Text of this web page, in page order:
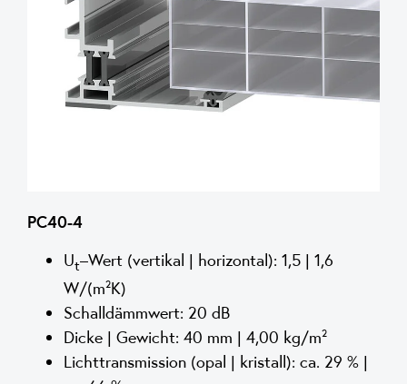
PC40-4
Ut–Wert (vertikal | horizontal): 1,5 | 1,6
W/(m²K)
Schalldämmwert: 20 dB
Dicke | Gewicht: 40 mm | 4,00 kg/m²
Lichttransmission (opal | kristall): ca. 29 % |